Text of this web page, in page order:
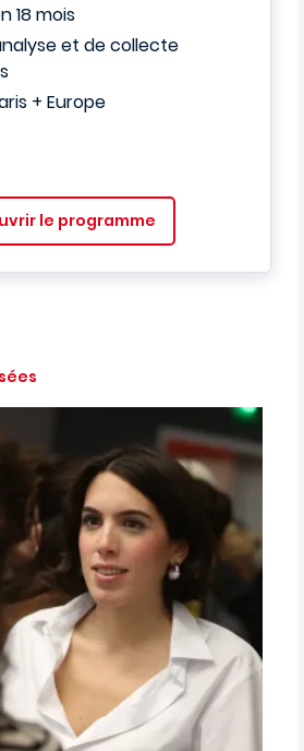
18 mois
et de collecte
+ Europe
le programme